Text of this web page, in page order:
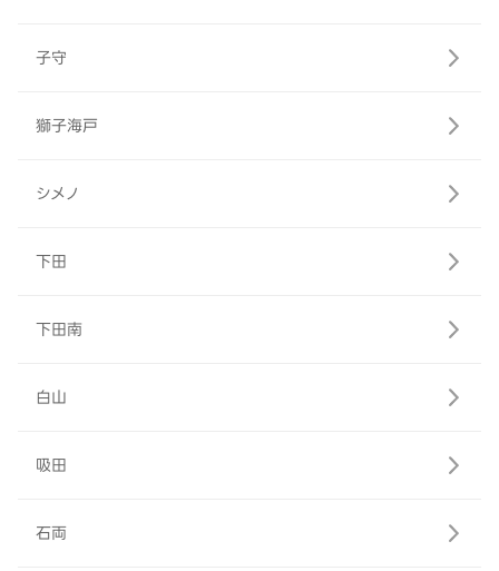
子守
獅子海戸
シメノ
下田
下田南
白山
吸田
石両